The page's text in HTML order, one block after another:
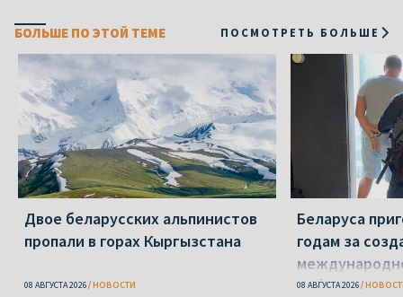
БОЛЬШЕ ПО ЭТОЙ ТЕМЕ ПОСМОТРЕТЬ БОЛЬШЕ
Двое беларусских альпинистов
пропали в горах Кыргызстана
08 АВГУСТА 2026 НОВОСТИ
Беларуса
годам за
08 АВГУСТА 2026